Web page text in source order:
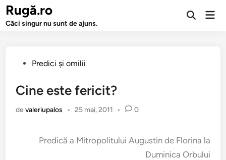
Sari
conținut
Rugă.ro
Căci singur nu sunt de ajuns.
Deschide
PublicatPredici şi omilii
Cine este fericit?
devaleriupalos • 25 mai, 2011 • 0
Predică a Mitropolitului Augustin de Florina la
Duminica Orbului